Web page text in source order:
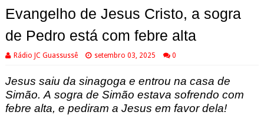
Evangelho de Jesus Cristo, a sogra
de Pedro está com febre alta
Rádio JC Guassussê setembro 03, 2025 0
Jesus saiu da sinagoga e entrou na casa de
Simão. A sogra de Simão estava sofrendo com
febre alta, e pediram a Jesus em favor dela!